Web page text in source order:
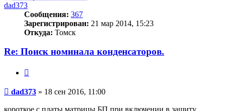
dad373
Сообщения: 367
Зарегистрирован: 21 мар 2014, 15:23
Откуда: Томск
Re: Поиск номинала конденсаторов.
Сообщение
dad373 » 18 сен 2016, 11:00